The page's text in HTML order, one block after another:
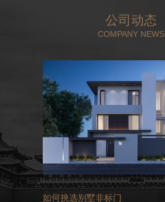
公司动态
COMPANY NEWS
如何挑选别墅非标门